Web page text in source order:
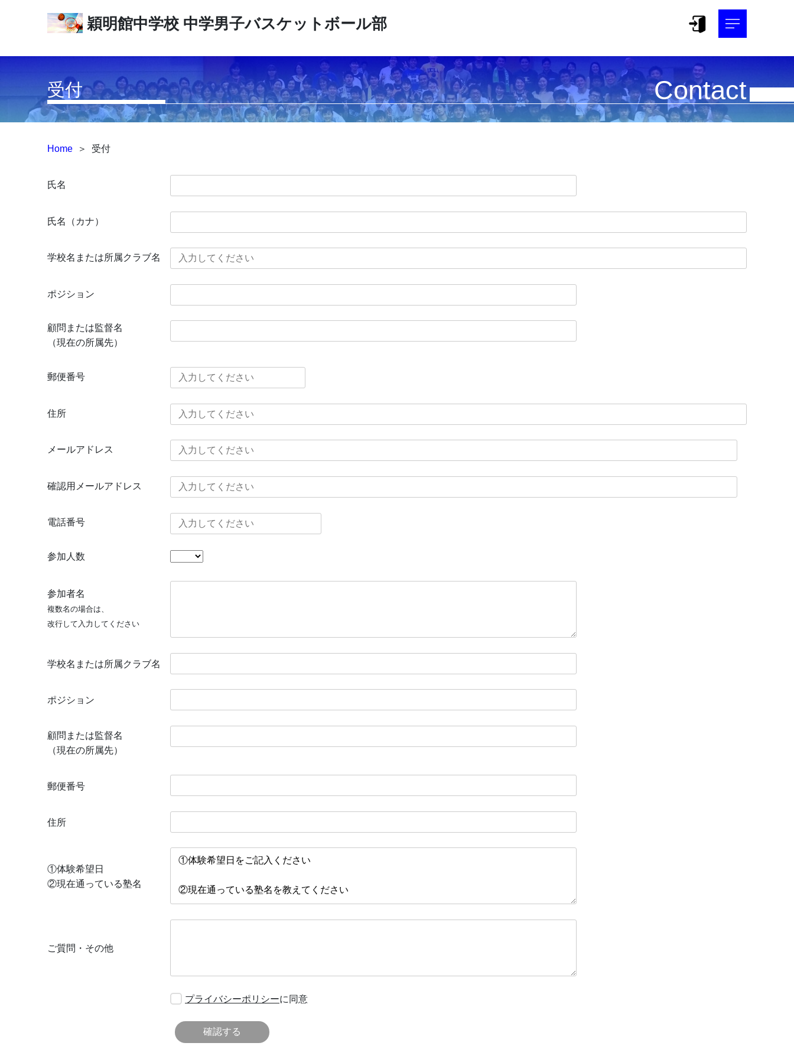
穎明館中学校 中学男子バスケットボール部
受付 Contact
Home ＞ 受付
氏名
氏名（カナ）
学校名または所属クラブ名
ポジション
顧問または監督名
（現在の所属先）
郵便番号
住所
メールアドレス
確認用メールアドレス
電話番号
参加人数
参加者名
複数名の場合は、
改行して入力してください
学校名または所属クラブ名
ポジション
顧問または監督名
（現在の所属先）
郵便番号
住所
①体験希望日
②現在通っている塾名
ご質問・その他
プライバシーポリシーに同意